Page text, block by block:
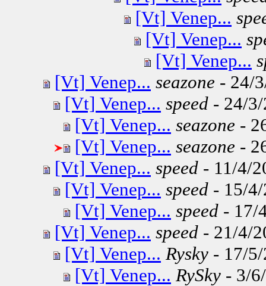
[Vt] Venep...
[Vt] Venep...
[Vt] Venep...
[Vt] Venep... seazone - 24/
[Vt] Venep... speed - 24/
[Vt] Venep... seazone -
[Vt] Venep... seazone -
[Vt] Venep... speed - 11/4/
[Vt] Venep... speed - 15/
[Vt] Venep... speed - 17/
[Vt] Venep... speed - 21/4/
[Vt] Venep... Rysky - 17/
[Vt] Venep... RySky - 3/